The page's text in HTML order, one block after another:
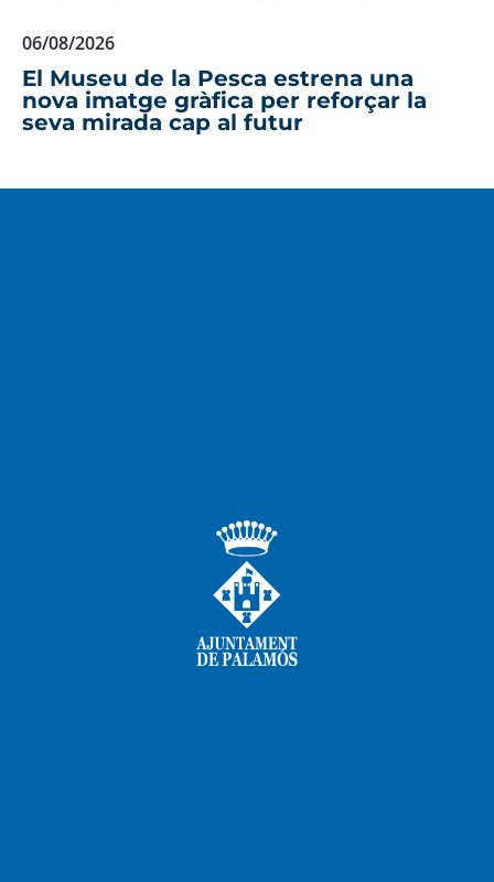
06/08/2026
El Museu de la Pesca estrena una
nova imatge gràfica per reforçar la
seva mirada cap al futur